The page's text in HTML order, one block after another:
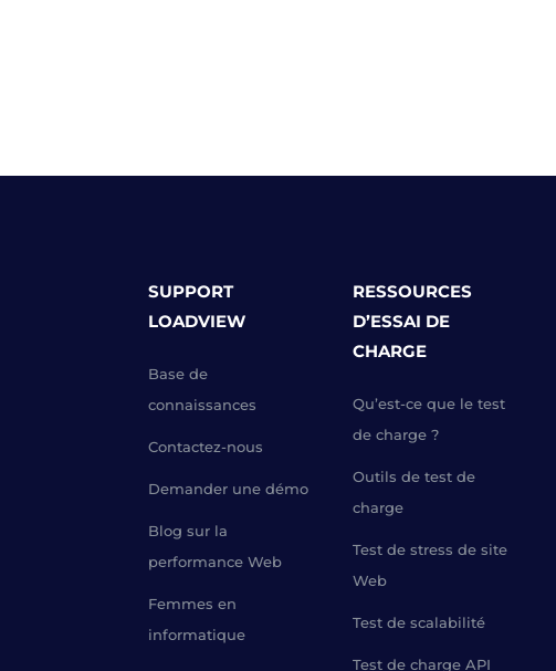
SUPPORT
LOADVIEW
Base de
connaissances
Contactez-nous
Demander une démo
Blog sur la
performance Web
Femmes en
informatique
RESSOURCES
D’ESSAI DE
CHARGE
Qu’est-ce que le test
de charge ?
Outils de test de
charge
Test de stress de site
Web
Test de scalabilité
Test de charge API